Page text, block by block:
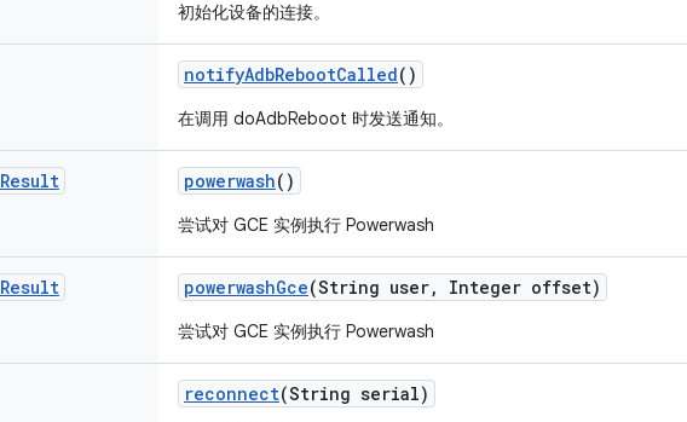
初始化设备的连接。
notifyAdbRebootCalled()
在调用 doAdbReboot 时发送通知。
Result powerwash()
尝试对 GCE 实例执行 Powerwash
Result powerwashGce(String user, Integer offset)
尝试对 GCE 实例执行 Powerwash
reconnect(String serial)